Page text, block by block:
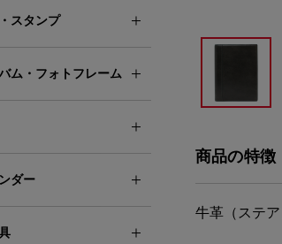
スタンプ
ム・フォトフレーム
ダー
商品の特徴
牛革（ステ